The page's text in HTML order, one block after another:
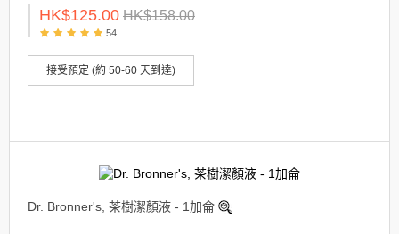
HK$125.00 HK$158.00
54
接受預定 (約 50-60 天到達)
Dr. Bronner's, 茶樹潔顏液 - 1加侖